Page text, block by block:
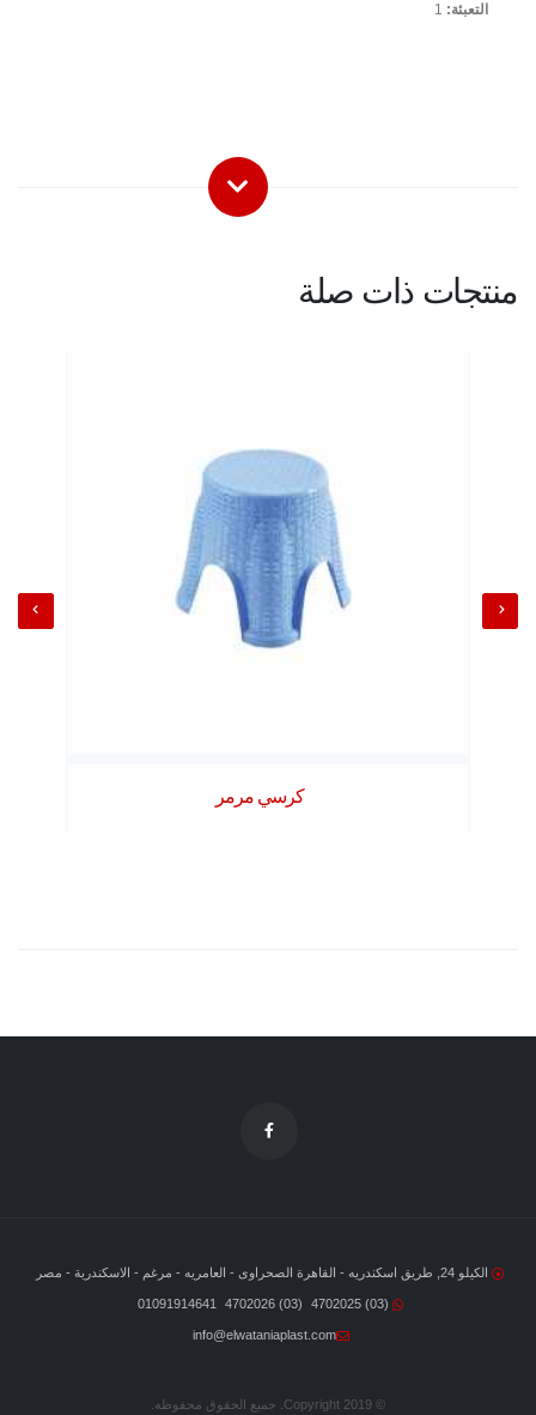
التعبئة:
منتجات ذات صلة
كرسي مرمر
الكيلو 24, طريق اسكندريه - القاهرة الصحراوى - العامريه - مرغم - الاسكندرية - مصر
(03) 4702025
(03) 4702026
01091914641
info@elwataniaplast.com
© Copyright 2019. جميع الحقوق محفوظه.